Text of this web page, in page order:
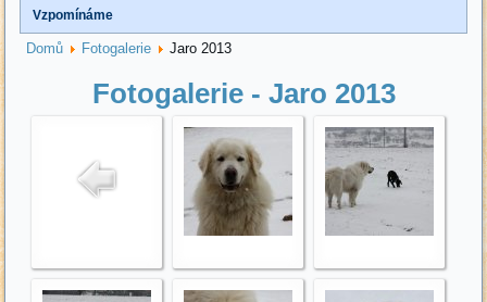
Vzpomínáme
Domů Fotogalerie Jaro 2013
Fotogalerie - Jaro 2013